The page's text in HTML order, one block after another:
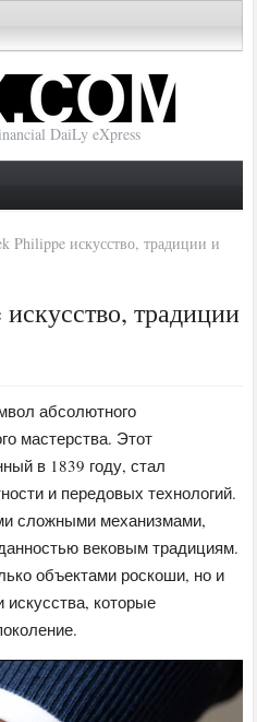
DaiLy eXpress
Philippe искусство, традиции и
традиции
абсолютного
мастерства. Этот
в 1839 году, стал
и передовых технологий.
сложными механизмами,
вековым традициям.
объектами роскоши, но и
которые